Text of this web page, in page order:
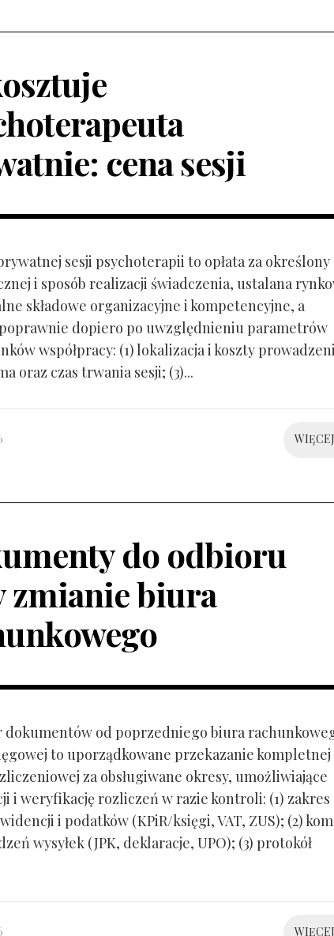
cena sesji
sesji psychoterapii to opłata za określony
i sposób realizacji świadczenia, ustalana
składowe organizacyjne i kompetencyjne, a
dopiero po uwzględnieniu parametrów
współpracy: (1) lokalizacja i koszty
oraz czas trwania sesji; (3)...
WIĘCEJ
do odbioru
zmianie biura
dokumentów od poprzedniego biura
to uporządkowane przekazanie kompletnej
za obsługiwane okresy, umożliwiające
i weryfikację rozliczeń w razie kontroli: (1) zakres
i podatków (KPiR/księgi, VAT, ZUS); (2)
wysyłek (JPK, deklaracje, UPO); (3) protokół
WIĘCEJ